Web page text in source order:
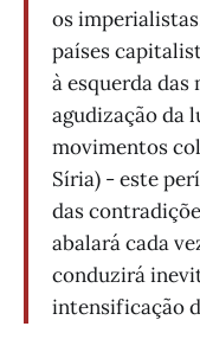
os
países
à esquerda das
agudização da
movimentos
Síria) - este
das
abalará cada
conduzirá
intensificação